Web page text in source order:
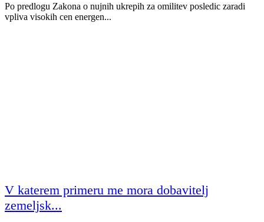
Po predlogu Zakona o nujnih ukrepih za omilitev posledic zaradi
vpliva visokih cen energen...
V katerem primeru me mora dobavitelj
zemeljsk...